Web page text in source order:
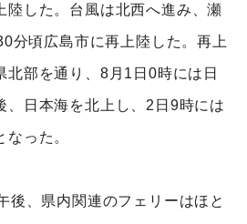
陸した。台風は北西へ進み、瀬
分頃広島市に再上陸した。再上
北部を通り、8月1日0時には日
、日本海を北上し、2日9時には
った。
後、県内関連のフェリーはほと